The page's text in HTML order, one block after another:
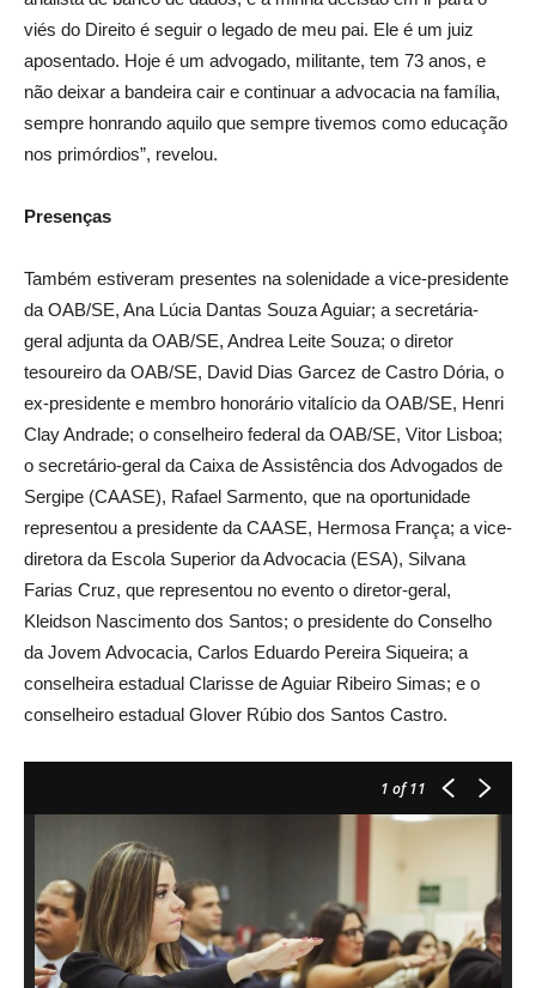
viés do Direito é seguir o legado de meu pai. Ele é um juiz
aposentado. Hoje é um advogado, militante, tem 73 anos, e
não deixar a bandeira cair e continuar a advocacia na família,
sempre honrando aquilo que sempre tivemos como educação
nos primórdios”, revelou.
Presenças
Também estiveram presentes na solenidade a vice-presidente
da OAB/SE, Ana Lúcia Dantas Souza Aguiar; a secretária-
geral adjunta da OAB/SE, Andrea Leite Souza; o diretor
tesoureiro da OAB/SE, David Dias Garcez de Castro Dória, o
ex-presidente e membro honorário vitalício da OAB/SE, Henri
Clay Andrade; o conselheiro federal da OAB/SE, Vitor Lisboa;
o secretário-geral da Caixa de Assistência dos Advogados de
Sergipe (CAASE), Rafael Sarmento, que na oportunidade
representou a presidente da CAASE, Hermosa França; a vice-
diretora da Escola Superior da Advocacia (ESA), Silvana
Farias Cruz, que representou no evento o diretor-geral,
Kleidson Nascimento dos Santos; o presidente do Conselho
da Jovem Advocacia, Carlos Eduardo Pereira Siqueira; a
conselheira estadual Clarisse de Aguiar Ribeiro Simas; e o
conselheiro estadual Glover Rúbio dos Santos Castro.
1 of 11